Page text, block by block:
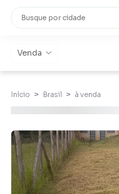
Venda
Início Brasil à venda